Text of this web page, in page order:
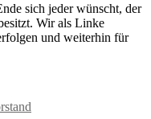
sich jeder wünscht, der
Wir als Linke
und weiterhin für